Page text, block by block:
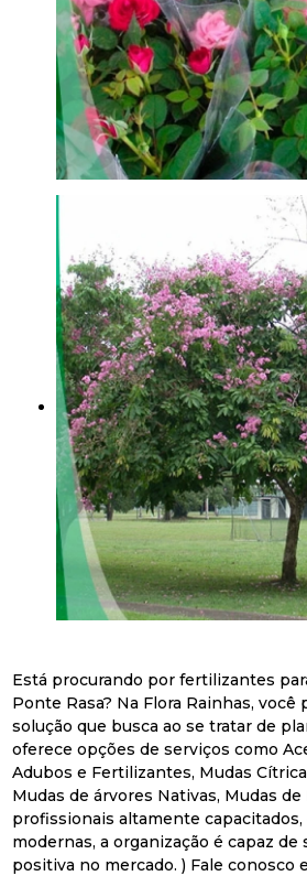
Está procurando por fertilizantes
Ponte Rasa? Na Flora Rainhas, você
solução que busca ao se tratar de
oferece opções de serviços como
Adubos e Fertilizantes, Mudas
Mudas de árvores Nativas, Mudas de
profissionais altamente capacitados,
modernas, a organização é capaz de
positiva no mercado. ) Fale conosco